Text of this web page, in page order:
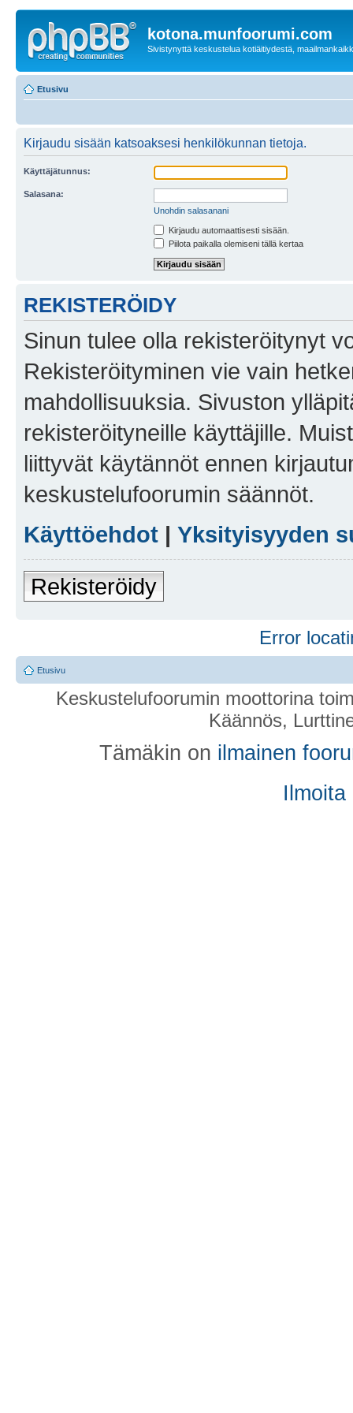
kotona.munfoorumi.com
Sivistynyttä keskustelua kotiäitiydestä,
Etusivu
Kirjaudu sisään katsoaksesi henkilökunnan tietoja.
Käyttäjätunnus:
Salasana:
Unohdin salasanani
Kirjaudu automaattisesti sisään.
Piilota paikalla olemiseni tällä kertaa
REKISTERÖIDY
Sinun tulee olla rekisteröitynyt
Rekisteröityminen vie vain
mahdollisuuksia. Sivuston
rekisteröityneille käyttäjille.
liittyvät käytännöt ennen
keskustelufoorumin säännöt.
Käyttöehdot | Yksityisyyden
Rekisteröidy
Error
Etusivu
Keskustelufoorumin moottorina
Käännös,
Tämäkin on ilmainen